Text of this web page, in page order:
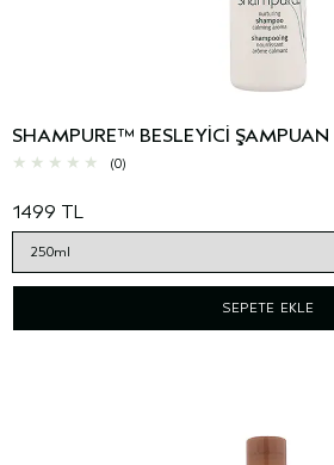
SHAMPURE™ BESLEYİCİ ŞAMPUAN
(0)
1499 TL
SEPETE EKLE